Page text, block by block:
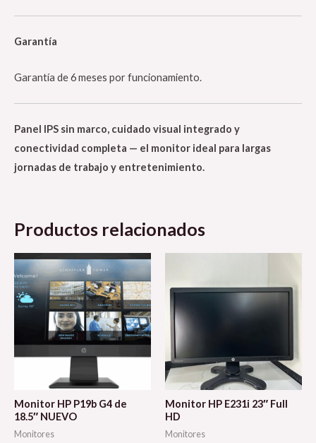
Garantía
Garantía de 6 meses por funcionamiento.
Panel IPS sin marco, cuidado visual integrado y
conectividad completa — el monitor ideal para largas
jornadas de trabajo y entretenimiento.
Productos relacionados
Monitor HP P19b G4 de
18.5″ NUEVO
Monitores
Monitor HP E231i 23″ Full
HD
Monitores